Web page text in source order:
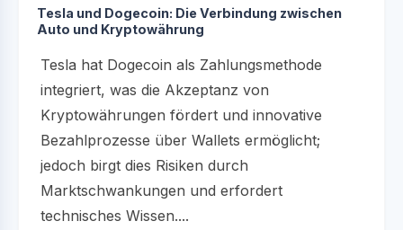
Tesla und Dogecoin: Die Verbindung zwischen
Auto und Kryptowährung
Tesla hat Dogecoin als Zahlungsmethode
integriert, was die Akzeptanz von
Kryptowährungen fördert und innovative
Bezahlprozesse über Wallets ermöglicht;
jedoch birgt dies Risiken durch
Marktschwankungen und erfordert
technisches Wissen....